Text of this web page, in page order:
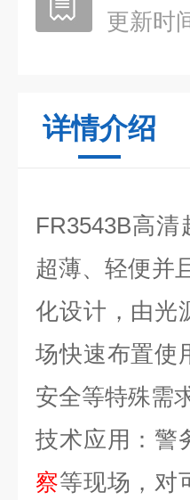
更新时
详情介绍
FR3543B高
超薄、轻便并
化设计，由光
场快速布置使
安全等特殊需
技术应用：警
察等现场，对